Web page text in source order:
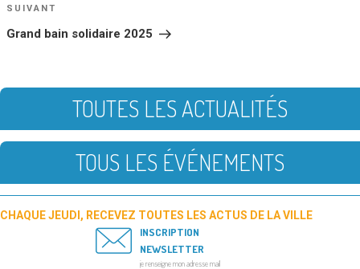
Article
SUIVANT
Grand bain solidaire 2025
TOUTES LES ACTUALITÉS
TOUS LES ÉVÉNEMENTS
CHAQUE JEUDI, RECEVEZ TOUTES LES ACTUS DE LA VILLE
INSCRIPTION
NEWSLETTER